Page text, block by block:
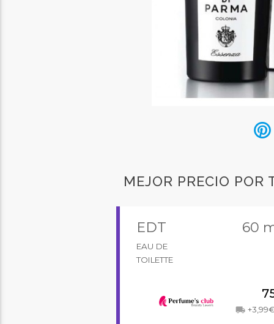
MEJOR PRECIO POR
EDT
EAU DE
TOILETTE
60
local_shipping